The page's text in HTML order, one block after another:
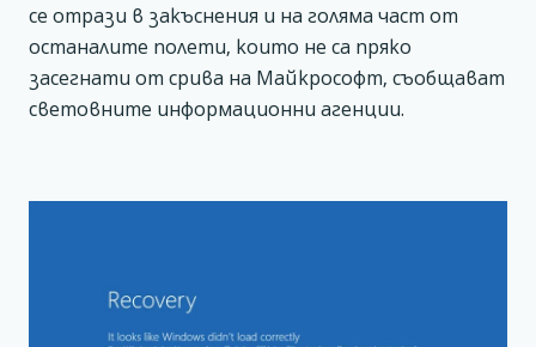
се отрази в закъснения и на голяма част от
останалите полети, които не са пряко
засегнати от срива на Майкрософт, съобщават
световните информационни агенции.